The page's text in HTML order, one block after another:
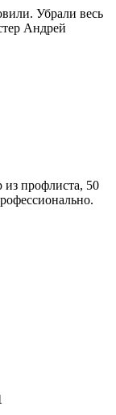
Убрали весь
Андрей
из профлиста, 50